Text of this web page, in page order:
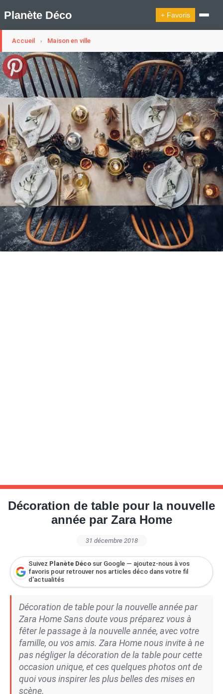
Planète Déco + Favoris
🛍︎ Shop Planète Déco ℹ︎ À propos
Appartement Design Cabanes
Decoration Noël
Design Suédois En Quelques Photos
Idées Déco En 10 Photos
La Semaine Décoration Et Design
Maison En Ville
Méli-Mélo Suédois
Publi Reportage
Tendance
Interieurs Scandinaves
La Décoration Selon Votre Signe Astrologique
Les Trouvailles Déco Du Jour
Loft
Maison Appartement Écologique
Maison Container/container House
Maison D'hôtes
Maison Et Appartement Vintage
On Décode La Déco
Petite Surface
Piscine Question De Style
Renovation
Revue De Week End
Tiny House
Accueil › Maison en ville
Décoration de table pour la nouvelle
année par Zara Home
31 décembre 2018
Suivez Planète Déco sur Google — ajoutez-nous à vos
favoris pour retrouver nos articles déco dans votre fil
d'actualités
Décoration de table pour la nouvelle année par
Zara Home Sans doute vous préparez vous à
fêter le passage à la nouvelle année, avec votre
famille, ou vos amis. Zara Home nous invite à ne
pas négliger la décoration de la table pour cette
occasion unique, et ces quelques photos ont de
quoi vous inspirer les plus belles des mises en
scène.